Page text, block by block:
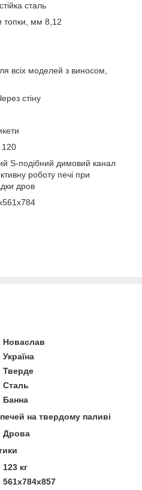
сталь
топки, мм 8,12
всіх моделей з виносом,
стіну
120
S-подібний димовий канал
роботу печі при
дров
Новаслав
Україна
Тверде
Сталь
Банна
на твердому паливі
Дрова
123 кг
561х784х857